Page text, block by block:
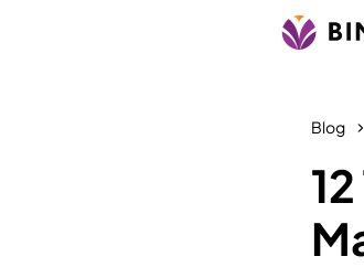
Blog